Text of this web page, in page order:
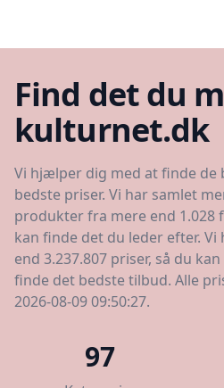
Find det du
kulturnet.dk
Vi hjælper dig med at finde
bedste priser. Vi har samlet
produkter fra mere end 1.028
kan finde det du leder efter.
end 3.237.807 priser, så du
finde det bedste tilbud. Alle
2026-08-09 09:50:27.
97